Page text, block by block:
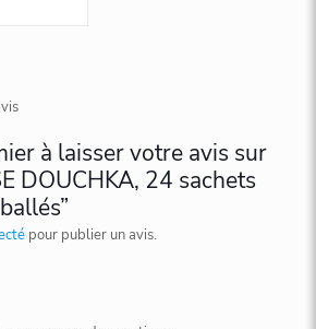
à laisser votre avis sur
DOUCHKA, 24 sachets
pour publier un avis.